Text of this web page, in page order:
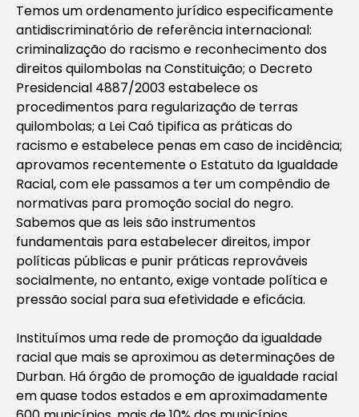
Temos um ordenamento jurídico especificamente
antidiscriminatório de referência internacional:
criminalização do racismo e reconhecimento dos
direitos quilombolas na Constituição; o Decreto
Presidencial 4887/2003 estabelece os
procedimentos para regularização de terras
quilombolas; a Lei Caó tipifica as práticas do
racismo e estabelece penas em caso de incidência;
aprovamos recentemente o Estatuto da Igualdade
Racial, com ele passamos a ter um compêndio de
normativas para promoção social do negro.
Sabemos que as leis são instrumentos
fundamentais para estabelecer direitos, impor
políticas públicas e punir práticas reprováveis
socialmente, no entanto, exige vontade política e
pressão social para sua efetividade e eficácia.
Instituímos uma rede de promoção da igualdade
racial que mais se aproximou as determinações de
Durban. Há órgão de promoção de igualdade racial
em quase todos estados e em aproximadamente